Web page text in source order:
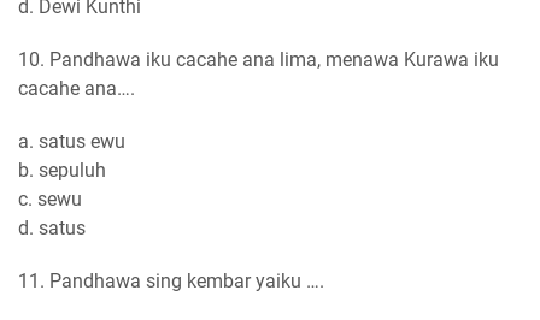
d. Dewi Kunthi
10. Pandhawa iku cacahe ana lima, menawa Kurawa iku
cacahe ana….
a. satus ewu
b. sepuluh
c. sewu
d. satus
11. Pandhawa sing kembar yaiku ….